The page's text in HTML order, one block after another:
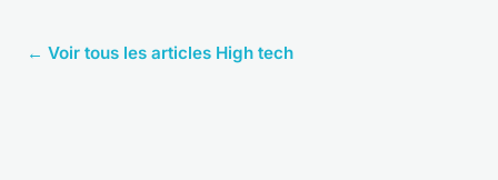
← Voir tous les articles High tech